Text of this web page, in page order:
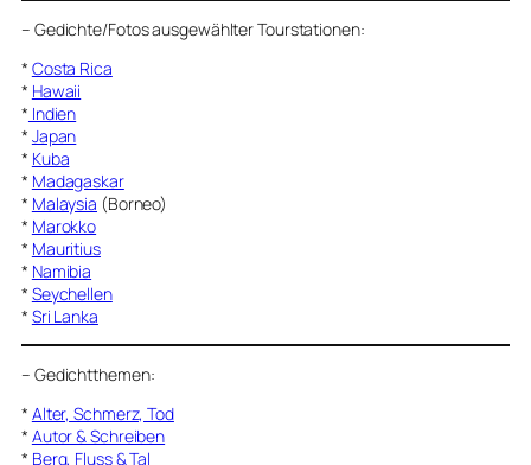
– Gedichte/Fotos ausgewählter Tourstationen:
* Costa Rica
* Hawaii
* Indien
* Japan
* Kuba
* Madagaskar
* Malaysia (Borneo)
* Marokko
* Mauritius
* Namibia
* Seychellen
* Sri Lanka
– Gedichtthemen:
* Alter, Schmerz, Tod
* Autor & Schreiben
* Berg, Fluss & Tal